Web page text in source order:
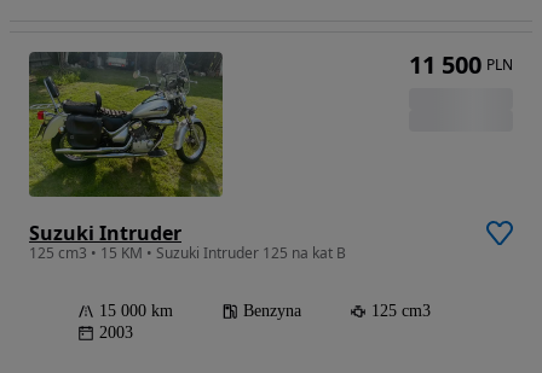
Suzuki Intruder
125 cm3 • 15 KM • Suzuki Intruder 125 na kat B
15 000 km Benzyna
125 cm3
2003
11 500 PLN